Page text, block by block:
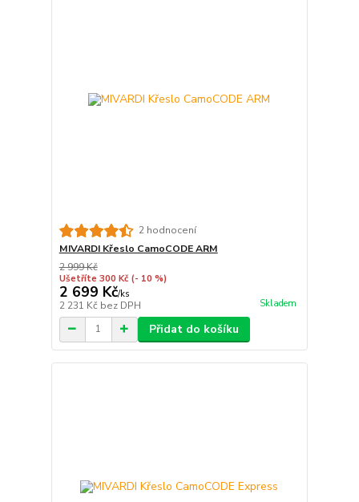
2 hodnocení
MIVARDI Křeslo CamoCODE ARM
2 999 Kč
Ušetříte 300 Kč (- 10 %)
2 699 Kč/ks
2 231 Kč bez DPH Skladem
Přidat do košíku